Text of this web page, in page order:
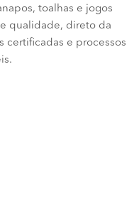
toalhas e jogos
qualidade, direto da
certificadas e processos